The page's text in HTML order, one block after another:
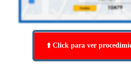
⬆️ Click para ver